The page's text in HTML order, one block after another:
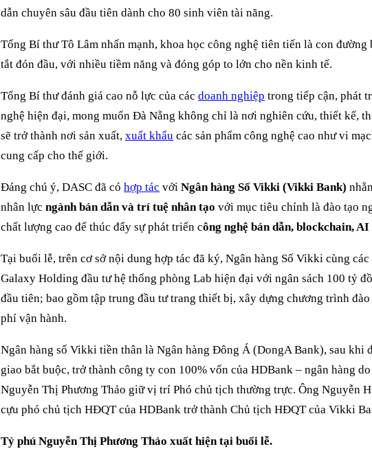
dẫn chuyên sâu đầu tiên dành cho 80 sinh viên tài năng.
Tổng Bí thư Tô Lâm nhấn mạnh, khoa học công nghệ tiên tiến là con đường
tắt đón đầu, với nhiều tiềm năng và đóng góp to lớn cho nền kinh tế.
Tổng Bí thư đánh giá cao nỗ lực của cácdoanh nghiệp trong tiếp cận, phát
nghệ hiện đại, mong muốn Đà Nẵng không chỉ là nơi nghiên cứu, thiết kế,
sẽ trở thành nơi sản xuất,xuất khẩu các sản phẩm công nghệ cao như vi
cung cấp cho thế giới.
Đáng chú ý, DASC đã cóhợp tác vớiNgân hàng Số Vikki (Vikki Bank)
nhân lựcngành bán dẫn và trí tuệ nhân tạo với mục tiêu chính là đào tạo
chất lượng cao để thúc đẩy sự phát triển công nghệ bán dẫn, blockchain, AI
Tại buổi lễ, trên cơ sở nội dung hợp tác đã ký, Ngân hàng Số Vikki cùng
Galaxy Holding đầu tư hệ thống phòng Lab hiện đại với ngân sách 100 tỷ
đầu tiên; bao gồm tập trung đầu tư trang thiết bị, xây dựng chương trình
phí vận hành.
Ngân hàng số Vikki tiền thân là Ngân hàng Đông Á (DongA Bank), sau khi
giao bắt buộc, trở thành công ty con 100% vốn của HDBank – ngân hàng
Nguyễn Thị Phương Thảo giữ vị trí Phó chủ tịch thường trực. Ông Nguyễn
cựu phó chủ tịch HĐQT của HDBank trở thành Chủ tịch HĐQT của Vikki
Tỷ phú Nguyễn Thị Phương Thảo xuất hiện tại buổi lễ.